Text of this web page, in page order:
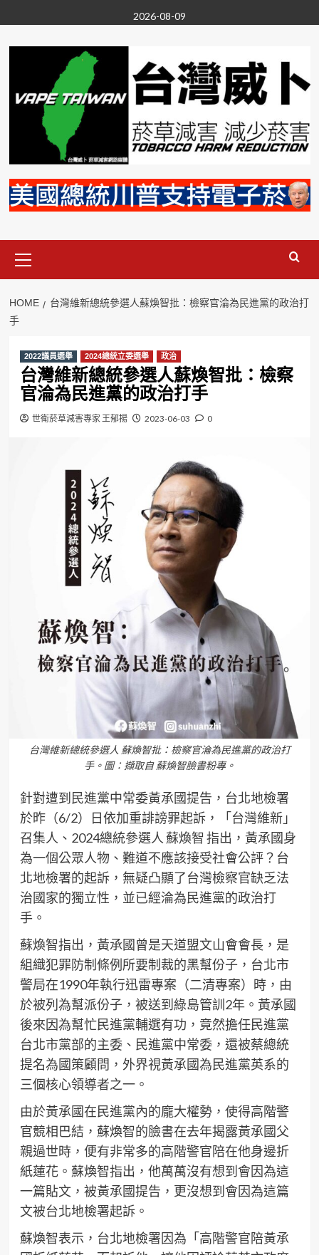
to
content
2026-08-09
Menu
HOME
台灣維新總統參選人蘇煥智批：檢察官淪為民進黨的政治打
手
2022議員選舉 2024總統立委選舉 政治
台灣維新總統參選人蘇煥智批：檢察
官淪為民進黨的政治打手
世衛菸草減害專家 王郁揚 2023-06-03 0
台灣維新總統參選人 蘇煥智批：檢察官淪為民進黨的政治打
手。圖：擷取自 蘇煥智臉書粉專。
針對遭到民進黨中常委黃承國提告，台北地檢署
於昨（6/2）日依加重誹謗罪起訴，「台灣維新」
召集人、2024總統參選人 蘇煥智 指出，黃承國身
為一個公眾人物、難道不應該接受社會公評？台
北地檢署的起訴，無疑凸顯了台灣檢察官缺乏法
治國家的獨立性，並已經淪為民進黨的政治打
手。
蘇煥智指出，黃𠄘國曾是天道盟文山會會長，是
組織犯罪防制條例所要制裁的黑幫份子，台北市
警局在1990年執行迅雷專案（二清專案）時，由
於被列為幫派份子，被送到綠島管訓2年。黃承國
後來因為幫忙民進黨輔選有功，竟然擔任民進黨
台北市黨部的主委、民進黨中常委，還被蔡總統
提名為國策顧問，外界視黃承國為民進黨英系的
三個核心領導者之一。
由於黃承國在民進黨內的龐大權勢，使得高階警
官競相巴結，蘇煥智的臉書在去年揭露黃承國父
親過世時，便有非常多的高階警官陪在他身邊折
紙蓮花。蘇煥智指出，他萬萬沒有想到會因為這
一篇貼文，被黃承國提告，更沒想到會因為這篇
文被台北地檢署起訴。
蘇煥智表示，台北地檢署因為「高階警官陪黃承